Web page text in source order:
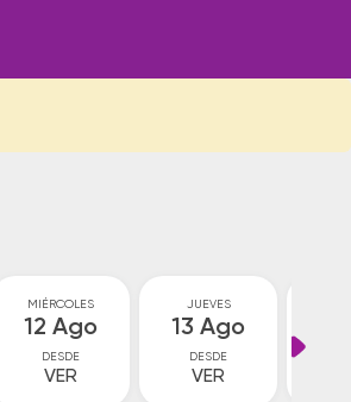
MIÉRCOLES
12 Ago
DESDE
VER
JUEVES
13 Ago
DESDE
VER